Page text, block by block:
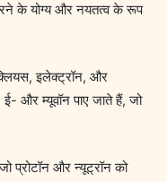
के योग्य और नयतत्व के रूप
इलेक्ट्रॉन, और
ई- और म्‍यूवॉन पाए जाते हैं, जो
प्रोटॉन और न्यूट्रॉन को